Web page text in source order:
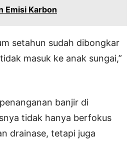
Emisi Karbon
setahun sudah dibongkar
masuk ke anak sungai,”
banjir di
tidak hanya berfokus
drainase, tetapi juga